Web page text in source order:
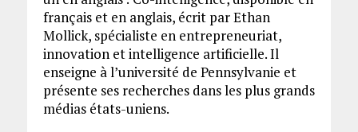
français et en anglais, écrit par Ethan
Mollick, spécialiste en entrepreneuriat,
innovation et intelligence artificielle. Il
enseigne à l’université de Pennsylvanie et
présente ses recherches dans les plus grands
médias états-uniens.